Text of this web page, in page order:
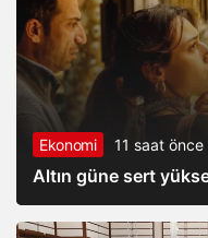
Ekonomi 11 saat önce
Altın güne sert